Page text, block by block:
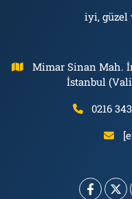
iyi, güzel
Mimar Sinan Mah.
İstanbul
0216